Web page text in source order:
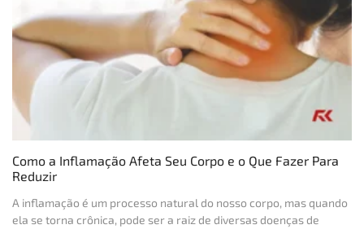
Como a Inflamação Afeta Seu Corpo e o Que Fazer Para
Reduzir
A inflamação é um processo natural do nosso corpo, mas quando
ela se torna crônica, pode ser a raiz de diversas doenças de